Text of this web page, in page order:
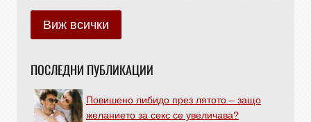
Виж всички
ПОСЛЕДНИ ПУБЛИКАЦИИ
Повишено либидо през лятото – защо
желанието за секс се увеличава?